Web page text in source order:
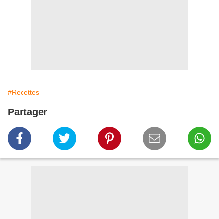
#Recettes
Partager